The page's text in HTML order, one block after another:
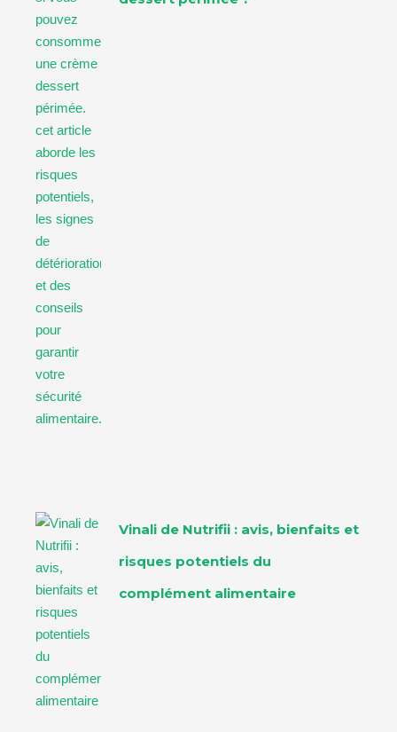
Vinali de Nutrifii : avis, bienfaits et
risques potentiels du
complément alimentaire